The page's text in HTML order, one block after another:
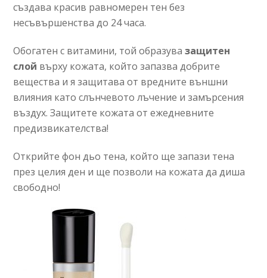
създава красив равномерен тен без
несъвършенства до 24 часа.
Обогатен с витамини, той образувазащитен
слой върху кожата, който запазва добрите
вещества и я защитава от вредните външни
влияния като слънчевото лъчение и замърсения
въздух. Защитете кожата от ежедневните
предизвикателства!
Открийте фон дьо тена, който ще запази тена
през целия ден и ще позволи на кожата да диша
свободно!